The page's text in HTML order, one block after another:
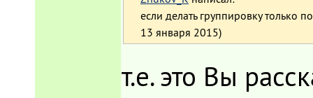
если делать группировку только
13 января 2015)
т.е. это Вы